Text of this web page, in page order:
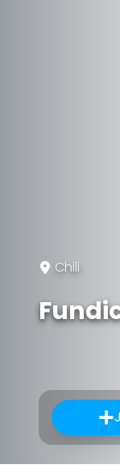
Chili